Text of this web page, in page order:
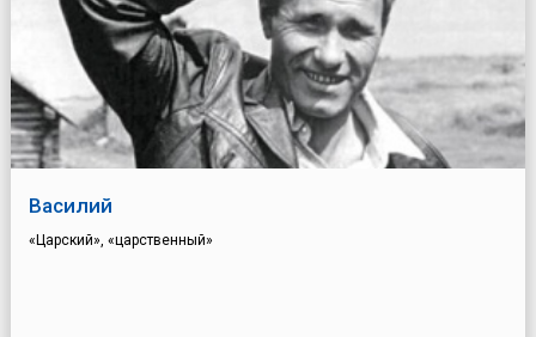
Василий
«Царский», «царственный»